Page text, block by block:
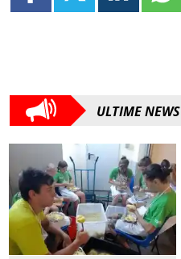
ULTIME NEWS